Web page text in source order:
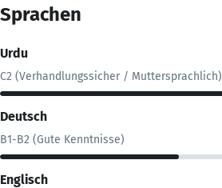
Sprachen
Urdu
C2 (Verhandlungssicher / Muttersprachlich)
Deutsch
B1-B2 (Gute Kenntnisse)
Englisch